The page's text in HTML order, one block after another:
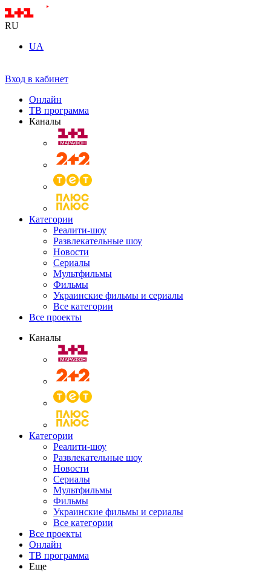
RU
UA
Вход в кабинет
Онлайн
ТВ программа
Каналы
Категории
Реалити-шоу
Развлекательные шоу
Новости
Сериалы
Мультфильмы
Фильмы
Украинские фильмы и сериалы
Все категории
Все проекты
Каналы
Категории
Реалити-шоу
Развлекательные шоу
Новости
Сериалы
Мультфильмы
Фильмы
Украинские фильмы и сериалы
Все категории
Все проекты
Онлайн
ТВ программа
Еще